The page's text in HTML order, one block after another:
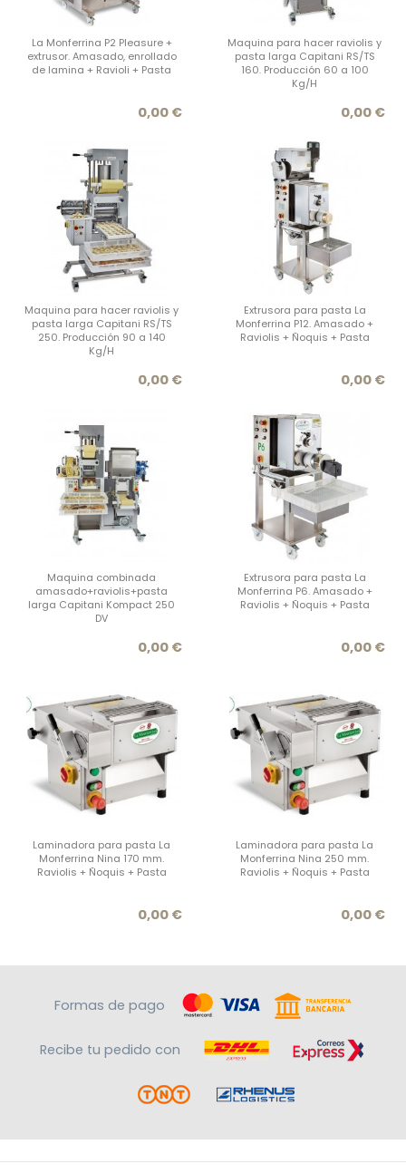
La Monferrina P2 Pleasure +
extrusor. Amasado, enrollado
de lamina + Ravioli + Pasta
Precio
0,00 €
Maquina para hacer raviolis y
pasta larga Capitani RS/TS
160. Producción 60 a 100
Kg/H
0,00 €
Maquina para hacer raviolis y
pasta larga Capitani RS/TS
250. Producción 90 a 140
Kg/H
Precio
0,00 €
Extrusora para pasta La
Monferrina P12. Amasado +
Raviolis + Ñoquis + Pasta
0,00 €
Maquina combinada
amasado+raviolis+pasta
larga Capitani Kompact 250
DV
Precio
0,00 €
Extrusora para pasta La
Monferrina P6. Amasado +
Raviolis + Ñoquis + Pasta
0,00 €
Laminadora para pasta La
Monferrina Nina 170 mm.
Raviolis + Ñoquis + Pasta
Precio
0,00 €
Laminadora para pasta La
Monferrina Nina 250 mm.
Raviolis + Ñoquis + Pasta
0,00 €
Formas de pago
Recibe tu pedido con